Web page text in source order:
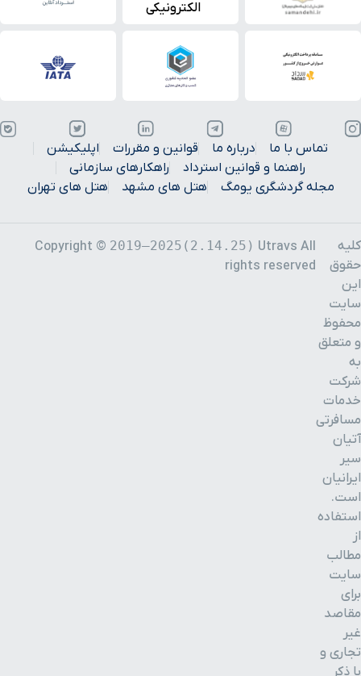
تماس با ما درباره ما قوانین و مقررات
اپلیکیشن
راهنما و قوانین استرداد
راهکارهای سازمانی
مجله گردشگری یومگ
هتل های مشهد هتل های تهران
کلیه
حقوق
این
سایت
محفوظ
و متعلق
به
شرکت
خدمات
مسافرتی
آتیان
سیر
ایرانیان
است.
استفاده
از
مطالب
سایت
برای
مقاصد
غیر
تجاری و
با ذکر
Copyright © 2019–2025(2.14.25) Utravs All
rights reserved